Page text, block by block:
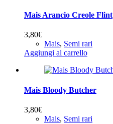
Mais Arancio Creole Flint
3,80€
Mais, Semi rari
Aggiungi al carrello
Mais Bloody Butcher
3,80€
Mais, Semi rari